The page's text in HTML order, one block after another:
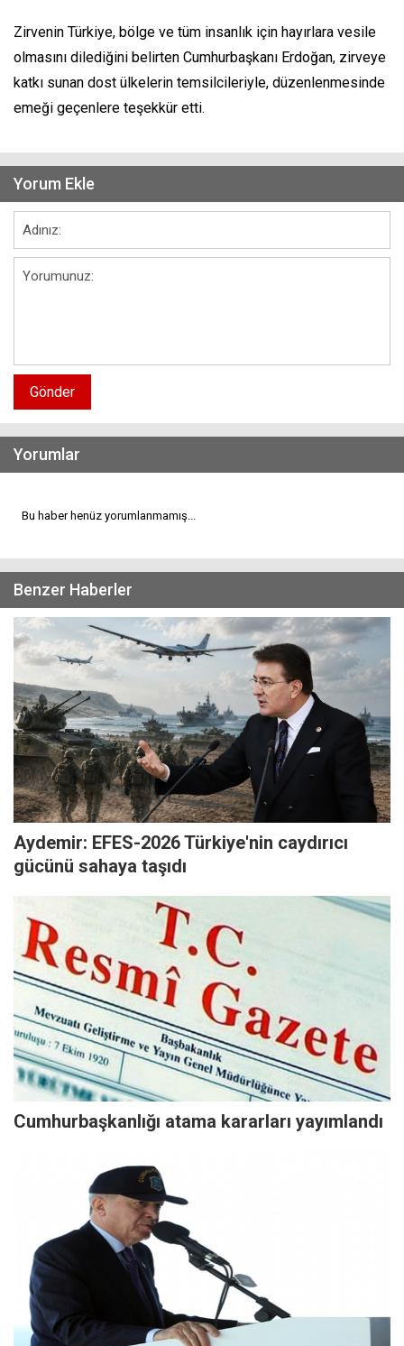
Zirvenin Türkiye, bölge ve tüm insanlık için hayırlara vesile
olmasını dilediğini belirten Cumhurbaşkanı Erdoğan, zirveye
katkı sunan dost ülkelerin temsilcileriyle, düzenlenmesinde
emeği geçenlere teşekkür etti.
Yorum Ekle
Gönder
Yorumlar
Bu haber henüz yorumlanmamış...
Benzer Haberler
Aydemir: EFES-2026 Türkiye'nin caydırıcı
gücünü sahaya taşıdı
Cumhurbaşkanlığı atama kararları yayımlandı